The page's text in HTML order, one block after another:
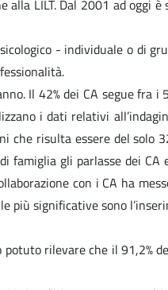
LILT. Dal 2001 ad oggi
- individuale o di
Il 42% dei CA segue fra
i dati relativi
che risulta essere del
famiglia gli parlasse dei
con i CA ha
significative sono
rilevare che il 91,2%